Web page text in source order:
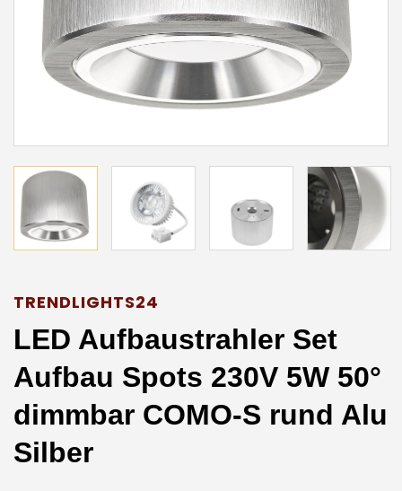
TRENDLIGHTS24
LED Aufbaustrahler Set
Aufbau Spots 230V 5W 50°
dimmbar COMO-S rund Alu
Silber